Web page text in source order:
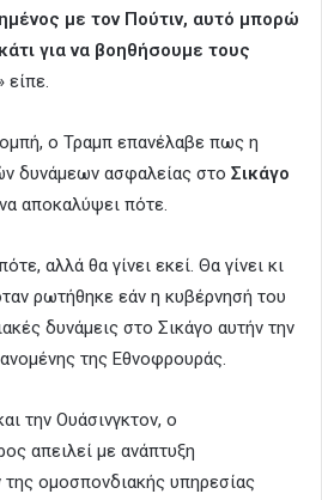
με τον Πούτιν, αυτό μπορώ
για να βοηθήσουμε τους
είπε.
ο Τραμπ επανέλαβε πως η
δυνάμεων ασφαλείας στο Σικάγο
αποκαλύψει πότε.
αλλά θα γίνει εκεί. Θα γίνει κι
ρωτήθηκε εάν η κυβέρνησή του
δυνάμεις στο Σικάγο αυτήν την
της Εθνοφρουράς.
την Ουάσινγκτον, ο
απειλεί με ανάπτυξη
ομοσπονδιακής υπηρεσίας